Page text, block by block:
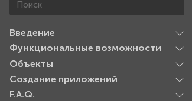
Введение
Функциональные возможности
Объекты
Создание приложений
F.A.Q.